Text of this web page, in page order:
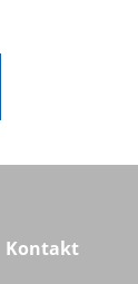
Kontakt